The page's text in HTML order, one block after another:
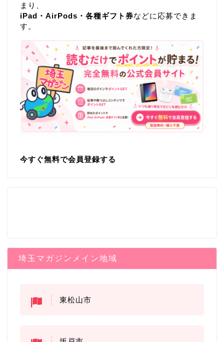
まり、
iPad・AirPods・各種ギフト券などに応募できま
す。
今すぐ無料で会員登録する
埼玉マガジンメイン地域
東松山市